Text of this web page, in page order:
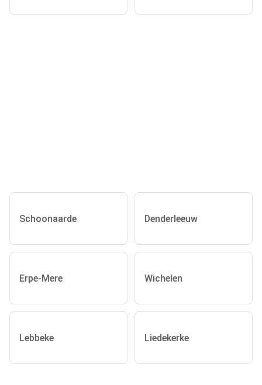
Schoonaarde Denderleeuw
Erpe-Mere Wichelen
Lebbeke Liedekerke